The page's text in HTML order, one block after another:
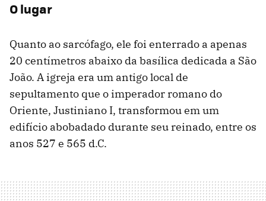
O lugar
Quanto ao sarcófago, ele foi enterrado a apenas
20 centímetros abaixo da basílica dedicada a São
João. A igreja era um antigo local de
sepultamento que o imperador romano do
Oriente, Justiniano I, transformou em um
edifício abobadado durante seu reinado, entre os
anos 527 e 565 d.C.